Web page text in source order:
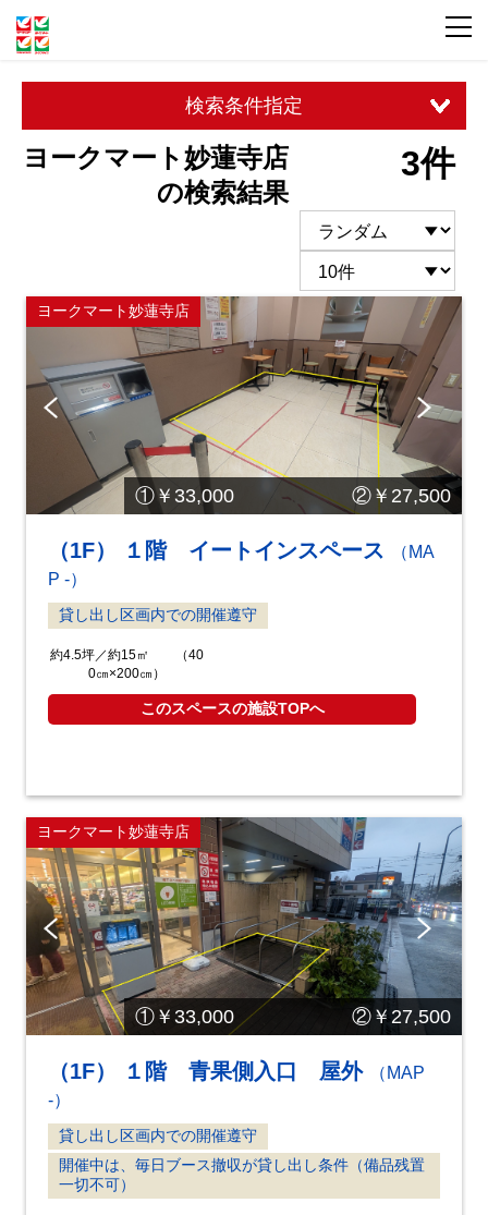
検索条件指定
ヨークマート妙蓮寺店
の検索結果
3件
ヨークマート妙蓮寺店
①￥33,000 ②￥27,500
Pre
vio
Ne
xt
（1F） １階 イートインスペース
（MA
P -）
貸し出し区画内での開催遵守
約4.5坪／約15㎡ （40
0㎝×200㎝）
このスペースの施設TOPへ
ヨークマート妙蓮寺店
①￥33,000 ②￥27,500
Pre
vio
us
Ne
xt
（1F） １階 青果側入口 屋外
（MAP
-）
貸し出し区画内での開催遵守
開催中は、毎日ブース撤収が貸し出し条件（備品残置
一切不可）